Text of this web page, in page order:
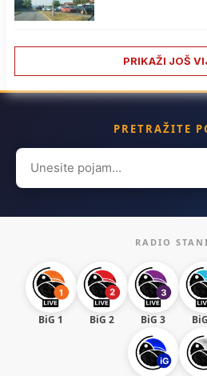
PRIKAŽI JOŠ
PRETRAŽITE
Search
for:
RADIO
BiG 1 BiG 2 BiG 3